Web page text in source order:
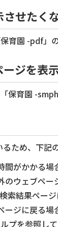
せたく
育園 -pdf」
ジを表
育園 -
ため、下記
がかかる場
ウェブペー
索結果ペー
ジに戻る場
プを参照して